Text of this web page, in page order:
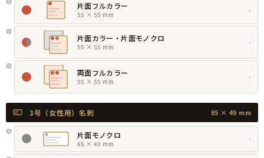
片面フルカラー
55 × 55 mm
›
片面カラー・片面モノクロ
55 × 55 mm
›
両面フルカラー
55 × 55 mm
›
3号（女性用）名刺 85 × 49 mm
片面モノクロ
85 × 49 mm
›